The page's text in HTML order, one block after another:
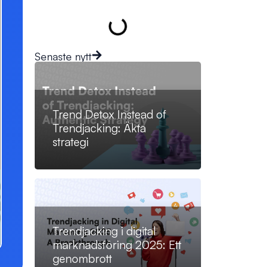
Senaste nytt
Trend Detox Instead of
Trendjacking: Äkta
strategi
Trendjacking i digital
marknadsföring 2025: Ett
genombrott